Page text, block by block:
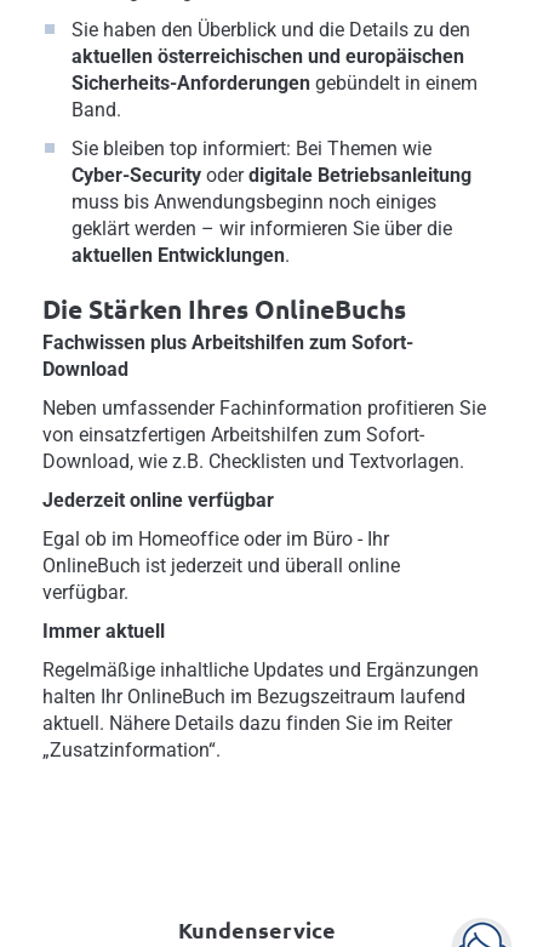
Sie haben den Überblick und die Details zu den
aktuellen österreichischen und europäischen
Sicherheits-Anforderungen gebündelt in einem
Band.
Sie bleiben top informiert: Bei Themen wie
Cyber-Security oderdigitale Betriebsanleitung
muss bis Anwendungsbeginn noch einiges
geklärt werden – wir informieren Sie über die
aktuellen Entwicklungen.
Die Stärken Ihres OnlineBuchs
Fachwissen plus Arbeitshilfen zum Sofort-
Download
Neben umfassender Fachinformation profitieren Sie
von einsatzfertigen Arbeitshilfen zum Sofort-
Download, wie z.B. Checklisten und Textvorlagen.
Jederzeit online verfügbar
Egal ob im Homeoffice oder im Büro - Ihr
OnlineBuch ist jederzeit und überall online
verfügbar.
Immer aktuell
Regelmäßige inhaltliche Updates und Ergänzungen
halten Ihr OnlineBuch im Bezugszeitraum laufend
aktuell. Nähere Details dazu finden Sie im Reiter
„Zusatzinformation“.
Kundenservice